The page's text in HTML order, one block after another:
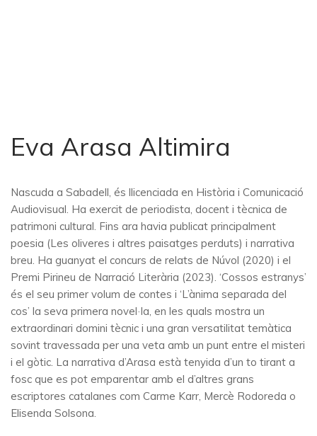
Eva Arasa Altimira
Nascuda a Sabadell, és llicenciada en Història i Comunicació
Audiovisual. Ha exercit de periodista, docent i tècnica de
patrimoni cultural. Fins ara havia publicat principalment
poesia (Les oliveres i altres paisatges perduts) i narrativa
breu. Ha guanyat el concurs de relats de Núvol (2020) i el
Premi Pirineu de Narració Literària (2023). ‘Cossos estranys’
és el seu primer volum de contes i ‘L’ànima separada del
cos’ la seva primera novel·la, en les quals mostra un
extraordinari domini tècnic i una gran versatilitat temàtica
sovint travessada per una veta amb un punt entre el misteri
i el gòtic. La narrativa d’Arasa està tenyida d’un to tirant a
fosc que es pot emparentar amb el d’altres grans
escriptores catalanes com Carme Karr, Mercè Rodoreda o
Elisenda Solsona.